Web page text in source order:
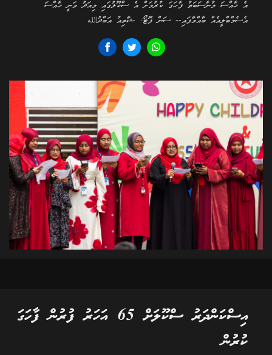
އެ ޚާއްސަ މުނާސަބަތު ފާހަގަ ކުރުމަށް އެ ސްކޫލުގައި މިއަދު ވަނީ ޚާއްސަ
އެސެމްބްލީއެއް ބާއްވާފައި-- ސަން ފޮޓޯ: ޝާތިއު އަބްދުالله
އިސްކަންދަރު ސްކޫލަށް 65 އަހަރު ފުރުން ފާހަގަ
ކުރުން